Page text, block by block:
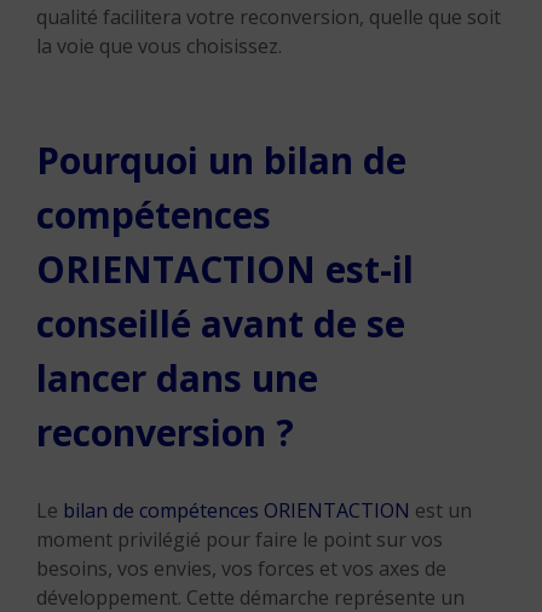
qualité facilitera votre reconversion, quelle que soit
la voie que vous choisissez.
Pourquoi un bilan de
compétences
ORIENTACTION est-il
conseillé avant de se
lancer dans une
reconversion ?
Le bilan de compétences ORIENTACTION est un
moment privilégié pour faire le point sur vos
besoins, vos envies, vos forces et vos axes de
développement. Cette démarche représente un